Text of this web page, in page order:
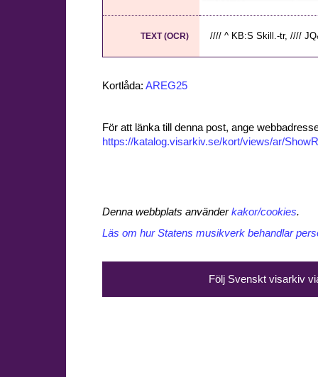
TEXT (OCR) //// ^ KB:S Skill.-tr, ////
Kortlåda: AREG25
För att länka till denna post, ange
https://katalog.visarkiv.se/kort/views/ar/
Denna webbplats använderkakor/cookies.
Läs om hur Statens musikverk behandlar
Följ Svenskt visarkiv